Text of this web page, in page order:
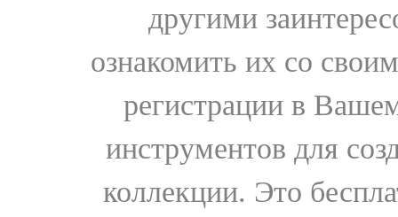
другими
ознакомить их со
регистрации в
инструментов для
коллекции. Это